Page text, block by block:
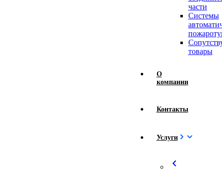
части
Системы
товары
О
компании
Контакты
Услуги
chevron_left